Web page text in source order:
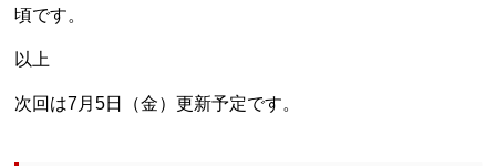
頃です。
以上
次回は7月5日（金）更新予定です。